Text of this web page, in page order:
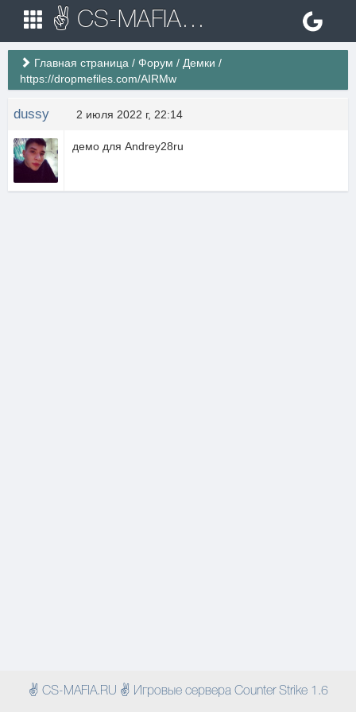
✌ CS-MAFIA.RU ✌ Игровые сервера Counter Strike 1.6
Главная страница / Форум / Демки /
https://dropmefiles.com/AIRMw
dussy 2 июля 2022 г, 22:14
демо для Andrey28ru
✌ CS-MAFIA.RU ✌ Игровые сервера Counter Strike 1.6